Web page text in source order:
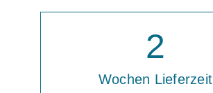
2
Wochen Lieferzeit